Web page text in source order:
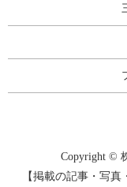
Copyright ©
【掲載の記事・写